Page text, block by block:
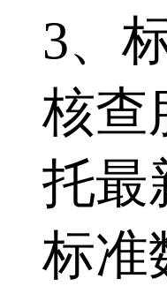
3、
核查
托最
标准